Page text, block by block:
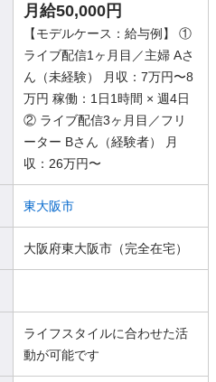
月給50,000円
【モデルケース：給与例】 ①
ライブ配信1ヶ月目／主婦 Aさ
ん（未経験） 月収：7万円〜8
万円 稼働：1日1時間 × 週4日
② ライブ配信3ヶ月目／フリ
ーター Bさん（経験者） 月
収：26万円〜
東大阪市
大阪府東大阪市（完全在宅）
ライフスタイルに合わせた活
動が可能です